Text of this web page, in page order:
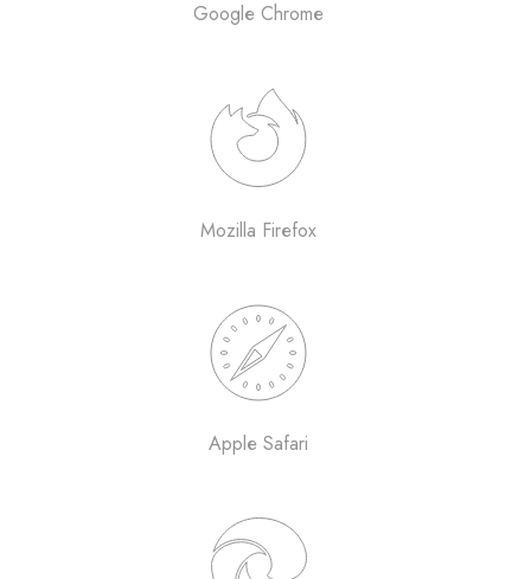
Google Chrome
Mozilla Firefox
Apple Safari